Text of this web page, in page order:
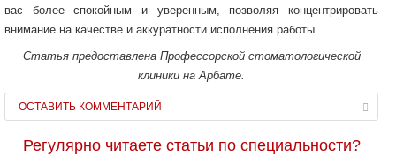
вас более спокойным и уверенным, позволяя концентрировать
внимание на качестве и аккуратности исполнения работы.
Статья предоставлена Профессорской стоматологической
клиники на Арбате.
ОСТАВИТЬ КОММЕНТАРИЙ
Регулярно читаете статьи по специальности?